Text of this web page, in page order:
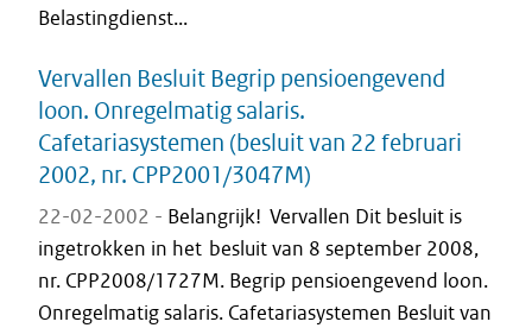
Belastingdienst...
Vervallen Besluit Begrip pensioengevend
loon. Onregelmatig salaris.
Cafetariasystemen (besluit van 22 februari
2002, nr. CPP2001/3047M)
22-02-2002 - Belangrijk! Vervallen Dit besluit is
ingetrokken in het besluit van 8 september 2008,
nr. CPP2008/1727M. Begrip pensioengevend loon.
Onregelmatig salaris. Cafetariasystemen Besluit van